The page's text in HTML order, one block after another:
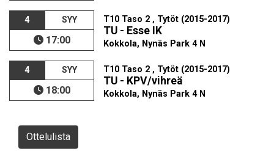
4 SYY
17:00
T10 Taso 2 , Tytöt (2015-2017)
TU - Esse IK
Kokkola, Nynäs Park 4 N
4 SYY
18:00
T10 Taso 2 , Tytöt (2015-2017)
TU - KPV/vihreä
Kokkola, Nynäs Park 4 N
Ottelulista